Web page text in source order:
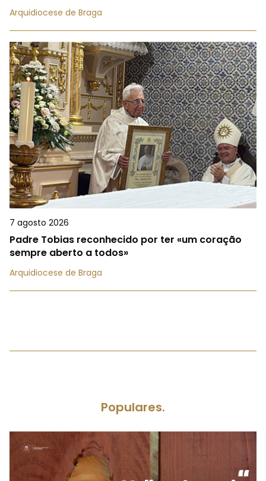
Arquidiocese de Braga
7 agosto 2026
Padre Tobias reconhecido por ter «um coração
sempre aberto a todos»
Arquidiocese de Braga
Populares.